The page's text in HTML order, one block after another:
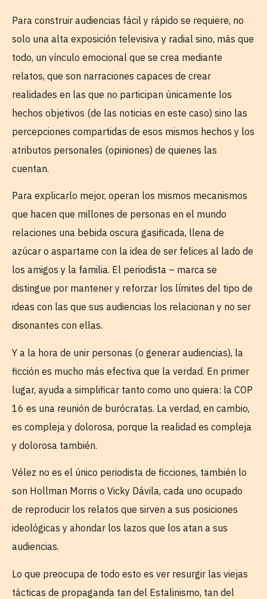
Para construir audiencias fácil y rápido se requiere, no
solo una alta exposición televisiva y radial sino, más que
todo, un vínculo emocional que se crea mediante
relatos, que son narraciones capaces de crear
realidades en las que no participan únicamente los
hechos objetivos (de las noticias en este caso) sino las
percepciones compartidas de esos mismos hechos y los
atributos personales (opiniones) de quienes las
cuentan.
Para explicarlo mejor, operan los mismos mecanismos
que hacen que millones de personas en el mundo
relaciones una bebida oscura gasificada, llena de
azúcar o aspartame con la idea de ser felices al lado de
los amigos y la familia. El periodista – marca se
distingue por mantener y reforzar los límites del tipo de
ideas con las que sus audiencias los relacionan y no ser
disonantes con ellas.
Y a la hora de unir personas (o generar audiencias), la
ficción es mucho más efectiva que la verdad. En primer
lugar, ayuda a simplificar tanto como uno quiera: la COP
16 es una reunión de burócratas. La verdad, en cambio,
es compleja y dolorosa, porque la realidad es compleja
y dolorosa también.
Vélez no es el único periodista de ficciones, también lo
son Hollman Morris o Vicky Dávila, cada uno ocupado
de reproducir los relatos que sirven a sus posiciones
ideológicas y ahondar los lazos que los atan a sus
audiencias.
Lo que preocupa de todo esto es ver resurgir las viejas
tácticas de propaganda tan del Estalinismo, tan del